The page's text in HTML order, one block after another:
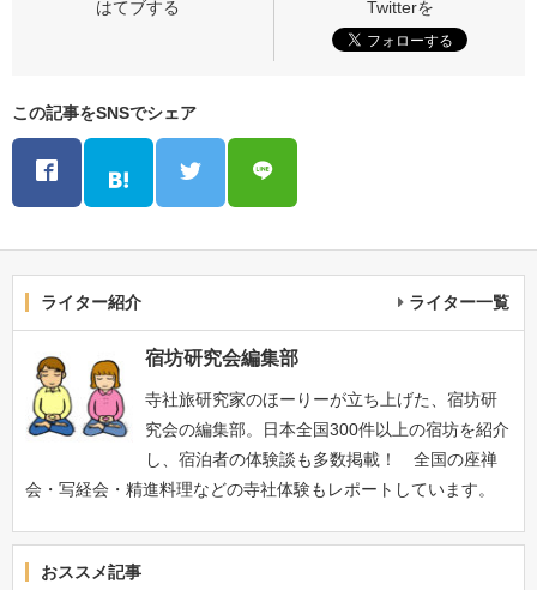
この記事をSNSでシェア
ライター紹介 ライター一覧
宿坊研究会編集部
寺社旅研究家のほーりーが立ち上げた、宿坊研
究会の編集部。日本全国300件以上の宿坊を紹介
し、宿泊者の体験談も多数掲載！ 全国の座禅
会・写経会・精進料理などの寺社体験もレポートしています。
おススメ記事